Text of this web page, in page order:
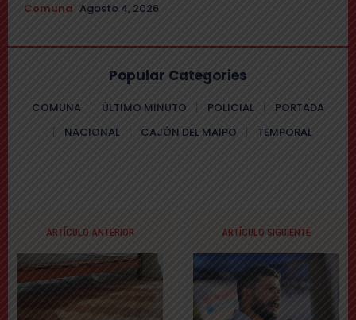
Comuna Agosto 4, 2026
Popular Categories
COMUNA ÚLTIMO MINUTO POLICIAL
PORTADA
NACIONAL
CAJÓN DEL MAIPO TEMPORAL
ARTÍCULO ANTERIOR ARTÍCULO SIGUIENTE